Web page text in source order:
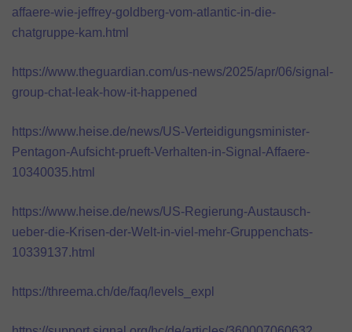
affaere-wie-jeffrey-goldberg-vom-atlantic-in-die-
chatgruppe-kam.html
https://www.theguardian.com/us-news/2025/apr/06/signal-
group-chat-leak-how-it-happened
https://www.heise.de/news/US-Verteidigungsminister-
Pentagon-Aufsicht-prueft-Verhalten-in-Signal-Affaere-
10340035.html
https://www.heise.de/news/US-Regierung-Austausch-
ueber-die-Krisen-der-Welt-in-viel-mehr-Gruppenchats-
10339137.html
https://threema.ch/de/faq/levels_expl